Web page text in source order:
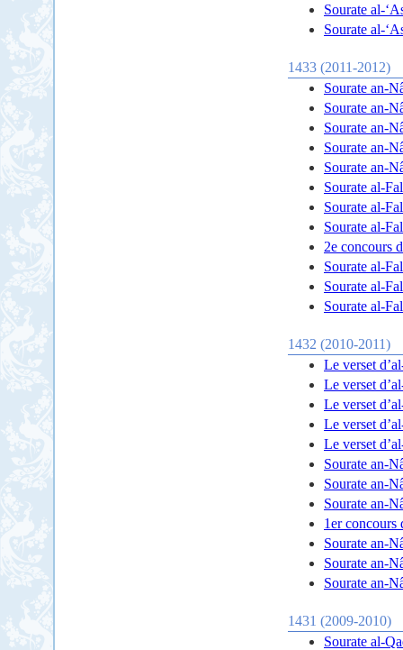
Sourate al-
Sourate al-
1433 (2011-2012)
Sourate an-
Sourate an-
Sourate an-
Sourate an-
Sourate an-
Sourate al-
Sourate al-
Sourate al-
2e concours
Sourate al-
Sourate al-
Sourate al-
1432 (2010-2011)
Le verset
Le verset
Le verset
Le verset
Le verset
Sourate an-
Sourate an-
Sourate an-
1er concours
Sourate an-
Sourate an-
Sourate an-
1431 (2009-2010)
Sourate al-